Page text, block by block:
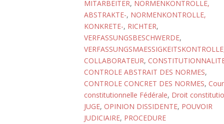
MITARBEITER, NORMENKONTROLLE,
ABSTRAKTE-, NORMENKONTROLLE,
KONKRETE-, RICHTER,
VERFASSUNGSBESCHWERDE,
VERFASSUNGSMAESSIGKEITSKONTROLLE
COLLABORATEUR,
CONTROLE ABSTRAIT DES NORMES,
CONTROLE CONCRET DES NORMES, Cour
constitutionnelle Fédérale, Droit
JUGE, OPINION DISSIDENTE, POUVOIR
JUDICIAIRE, PROCEDURE